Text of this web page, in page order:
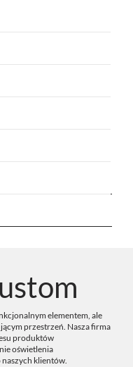
elementem, ale
przestrzeń. Nasza firma
produktów
oświetlenia
klientów.